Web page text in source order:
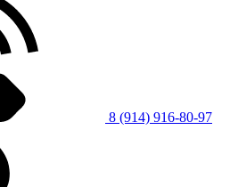
8 (914) 916-80-97